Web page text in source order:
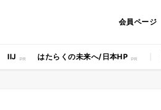
会員ページ
IIJ はたらくの未来へ/日本HP